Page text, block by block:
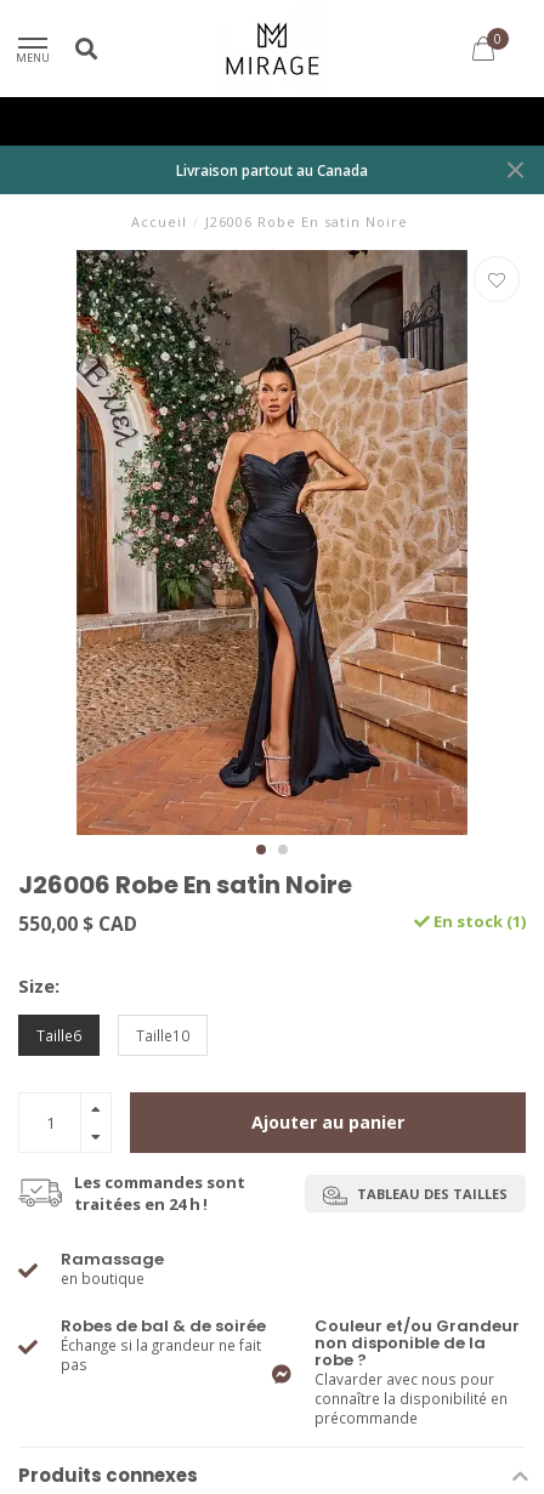
MENU
0
Livraison partout au Canada
Accueil / J26006 Robe En satin Noire
J26006 Robe En satin Noire
550,00 $ CAD En stock (1)
Size:
Taille6 Taille10
Ajouter au panier
Les commandes sont
traitées en 24 h !
TABLEAU DES TAILLES
Ramassage
en boutique
Robes de bal & de soirée
Échange si la grandeur ne fait
pas
Couleur et/ou Grandeur
non disponible de la
robe ?
Clavarder avec nous pour
connaître la disponibilité en
précommande
Produits connexes